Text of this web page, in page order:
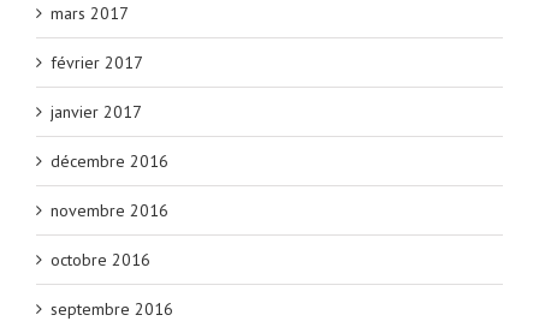
mars 2017
février 2017
janvier 2017
décembre 2016
novembre 2016
octobre 2016
septembre 2016